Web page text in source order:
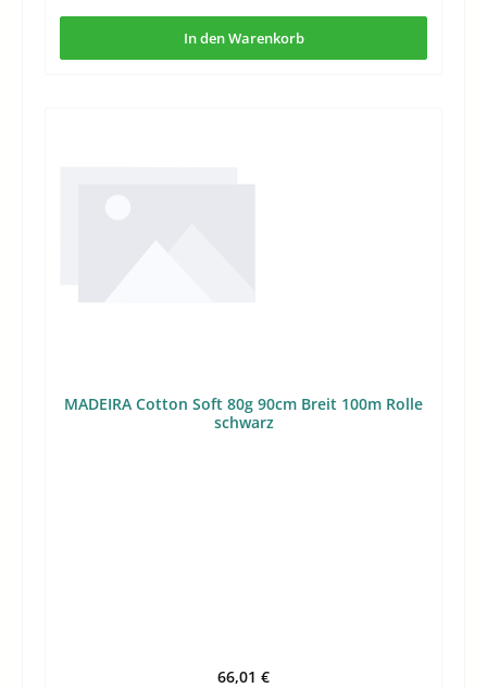
In den Warenkorb
MADEIRA Cotton Soft 80g 90cm Breit 100m Rolle
schwarz
Regulärer Preis:
66,01 €